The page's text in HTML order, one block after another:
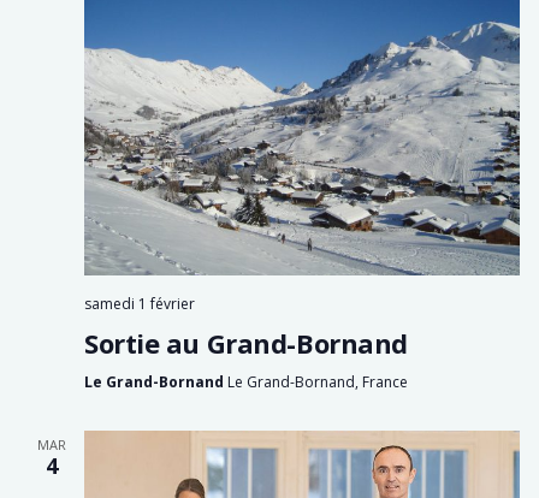
samedi 1 février
Sortie au Grand-Bornand
Le Grand-Bornand Le Grand-Bornand, France
MAR
4